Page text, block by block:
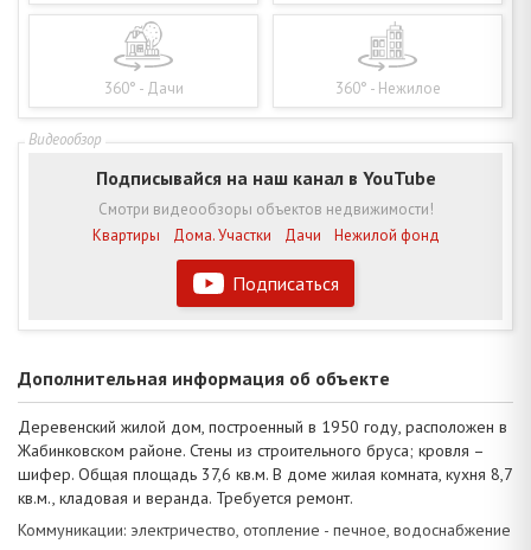
360° - Дачи 360° - Нежилое
Подписаться
Подписывайся на наш канал в YouTube
Смотри видеообзоры объектов недвижимости!
Квартиры
Дома. Участки Дачи Нежилой фонд
Дополнительная информация об объекте
Деревенский жилой дом, построенный в 1950 году, расположен в
Жабинковском районе. Стены из строительного бруса; кровля –
шифер. Общая площадь 37,6 кв.м. В доме жилая комната, кухня 8,7
кв.м., кладовая и веранда. Требуется ремонт.
Коммуникации: электричество, отопление - печное, водоснабжение